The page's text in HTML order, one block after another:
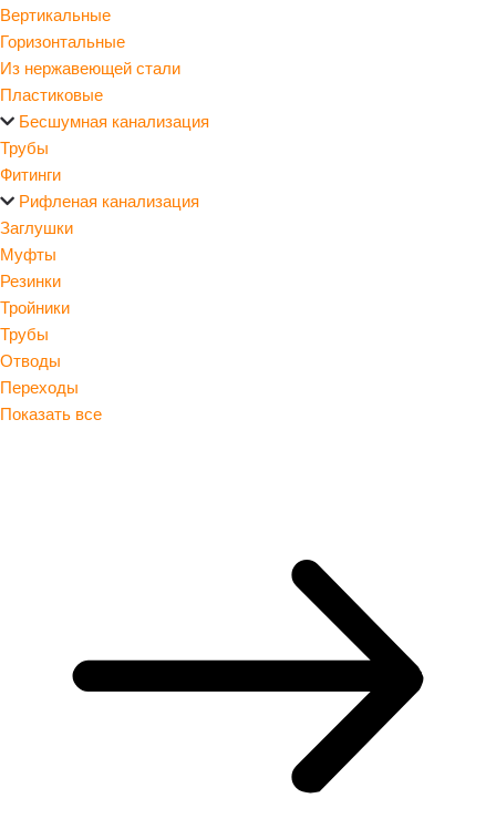
Вертикальные
Горизонтальные
Из нержавеющей стали
Пластиковые
Бесшумная канализация
Трубы
Фитинги
Рифленая канализация
Заглушки
Муфты
Резинки
Тройники
Трубы
Отводы
Переходы
Показать все